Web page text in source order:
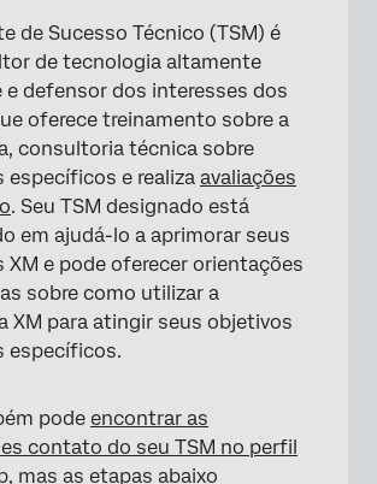
×
de Sucesso Técnico (TSM) é
de tecnologia altamente
e defensor dos interesses dos
oferece treinamento sobre a
consultoria técnica sobre
específicos e realiza avaliações
. Seu TSM designado está
em ajudá-lo a aprimorar seus
XM e pode oferecer orientações
sobre como utilizar a
XM para atingir seus objetivos
específicos.
pode encontrar as
contato do seu TSM no perfil
, mas as etapas abaixo